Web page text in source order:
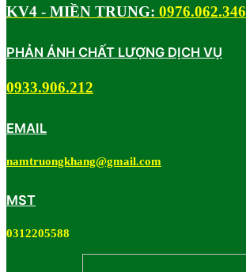
KV4 - MIỀN TRUNG: 0976.062.346
PHẢN ÁNH CHẤT LƯỢNG DỊCH VỤ
0933.906.212
EMAIL
namtruongkhang@gmail.com
MST
0312205588